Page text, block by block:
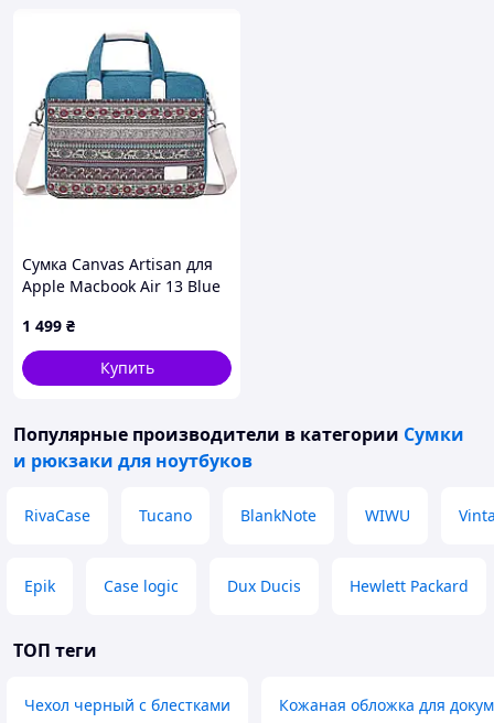
Сумка Canvas Artisan для
Apple Macbook Air 13 Blue
1 499 ₴
Купить
Популярные производители в категории Сумки
и рюкзаки для ноутбуков
RivaCase Tucano BlankNote WIWU
Epik Case logic Dux Ducis Hewlett Packard
ТОП теги
Чехол черный с блестками Кожаная обложка для